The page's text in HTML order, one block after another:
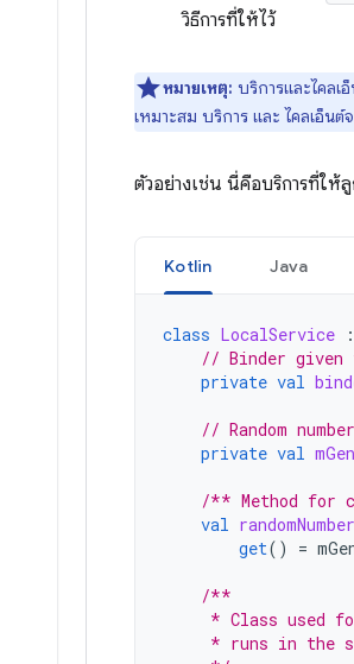
วิธีการที่ให้ไว้
หมายเหตุ: บริการและไคลเ
เหมาะสม บริการ และ ไคลเอ็น
ตัวอย่างเช่น นี่คือบริการที่ให้ลู
Kotlin Java
class LocalService :
// Binder
private val
// Random
private val
/** Method
val randomNumber
get() =
/**
* Class used
* runs in the